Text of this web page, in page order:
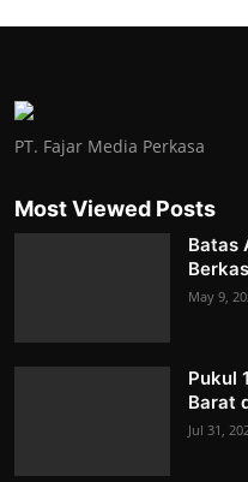
PT. Fajar Media Perkasa
Most Viewed Posts
Batas
May 9,
Pukul
Barat
Jul 31,